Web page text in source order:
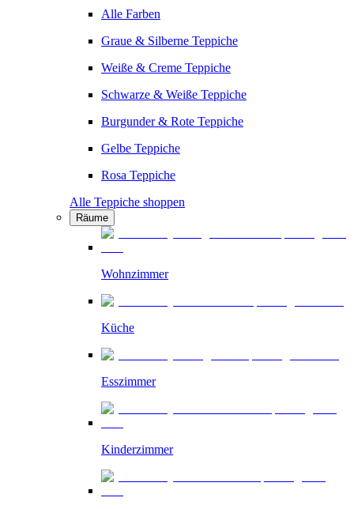
Alle Farben
Graue & Silberne Teppiche
Weiße & Creme Teppiche
Schwarze & Weiße Teppiche
Burgunder & Rote Teppiche
Gelbe Teppiche
Rosa Teppiche
Alle Teppiche shoppen
Räume
Wohnzimmer
Küche
Esszimmer
Kinderzimmer